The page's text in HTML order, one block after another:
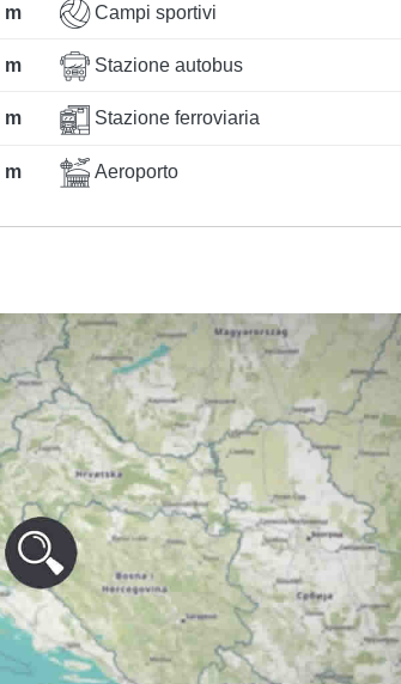
m
m
m
m
Campi sportivi
Stazione autobus
Stazione ferroviaria
Aeroporto